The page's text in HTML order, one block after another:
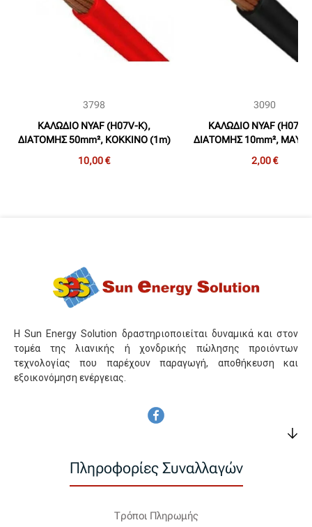
3798
ΚΑΛΩΔΙΟ NYAF (H07V-K),
ΔΙΑΤΟΜΗΣ 50mm², ΚΟΚΚΙΝΟ (1m)
10,00 €
3090
ΚΑΛΩΔΙΟ NYAF (H07V-
ΔΙΑΤΟΜΗΣ 10mm²,
2,00 €
Η Sun Energy Solution δραστηριοποιείται δυναμικά και στον
τομέα της λιανικής ή χονδρικής πώλησης προιόντων
τεχνολογίας που παρέχουν παραγωγή, αποθήκευση και
εξοικονόμηση ενέργειας.
Πληροφορίες Συναλλαγών
Τρόποι Πληρωμής